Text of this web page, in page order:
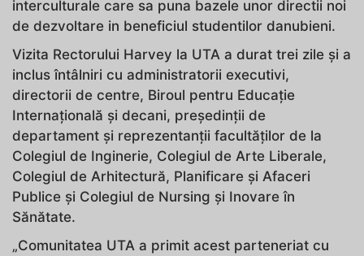
interculturale care sa puna bazele unor directii noi
de dezvoltare in beneficiul studentilor danubieni.
Vizita Rectorului Harvey la UTA a durat trei zile și a
inclus întâlniri cu administratorii executivi,
directorii de centre, Biroul pentru Educație
Internațională și decani, președinții de
departament și reprezentanții facultăților de la
Colegiul de Inginerie, Colegiul de Arte Liberale,
Colegiul de Arhitectură, Planificare și Afaceri
Publice și Colegiul de Nursing și Inovare în
Sănătate.
„Comunitatea UTA a primit acest parteneriat cu